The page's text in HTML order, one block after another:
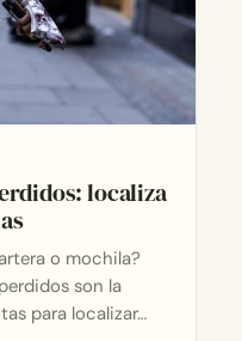
localiza
o mochila?
son la
para localizar…